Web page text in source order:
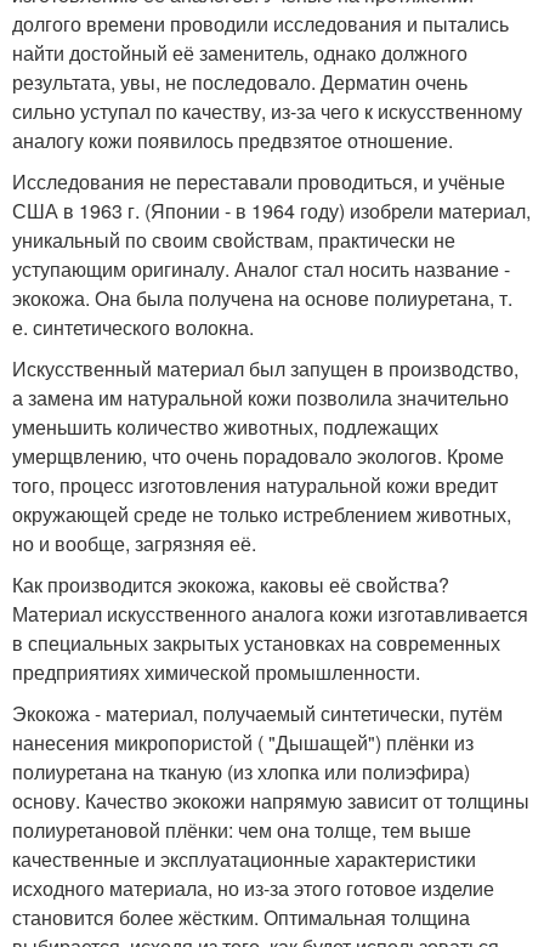
долгого времени проводили исследования и пытались
найти достойный её заменитель, однако должного
результата, увы, не последовало. Дерматин очень
сильно уступал по качеству, из-за чего к искусственному
аналогу кожи появилось предвзятое отношение.
Исследования не переставали проводиться, и учёные
США в 1963 г. (Японии - в 1964 году) изобрели материал,
уникальный по своим свойствам, практически не
уступающим оригиналу. Аналог стал носить название -
экокожа. Она была получена на основе полиуретана, т.
е. синтетического волокна.
Искусственный материал был запущен в производство,
а замена им натуральной кожи позволила значительно
уменьшить количество животных, подлежащих
умерщвлению, что очень порадовало экологов. Кроме
того, процесс изготовления натуральной кожи вредит
окружающей среде не только истреблением животных,
но и вообще, загрязняя её.
Как производится экокожа, каковы её свойства?
Материал искусственного аналога кожи изготавливается
в специальных закрытых установках на современных
предприятиях химической промышленности.
Экокожа - материал, получаемый синтетически, путём
нанесения микропористой ( "Дышащей") плёнки из
полиуретана на тканую (из хлопка или полиэфира)
основу. Качество экокожи напрямую зависит от толщины
полиуретановой плёнки: чем она толще, тем выше
качественные и эксплуатационные характеристики
исходного материала, но из-за этого готовое изделие
становится более жёстким. Оптимальная толщина